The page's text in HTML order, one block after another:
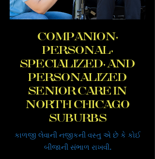
COMPANION,
PERSONAL,
SPECIALIZED, AND
PERSONALIZED
SENIOR CARE IN
NORTH CHICAGO
SUBURBS
કાળજી લેવાની નજીકની વસ્તુ એ છે કે કોઈ
બીજાની સંભાળ રાખવી.